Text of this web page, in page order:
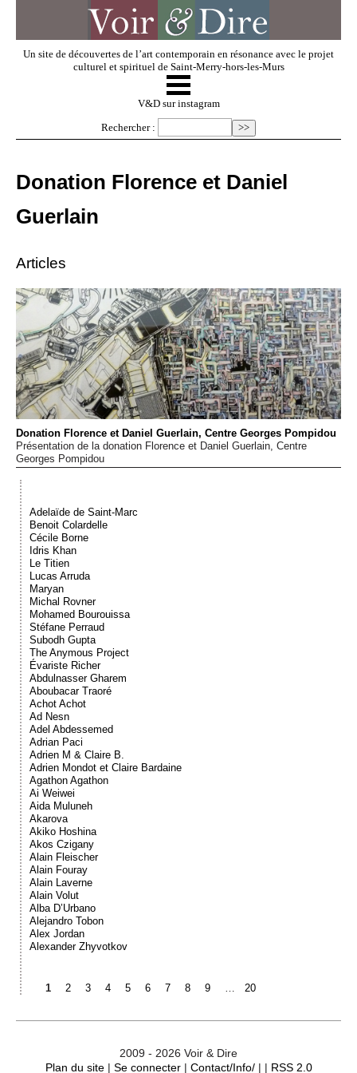
Un site de découvertes de l’art contemporain en résonance avec le projet
culturel et spirituel de Saint-Merry-hors-les-Murs
V & D
Dossiers
Événements
Sacré
Cousinages
☰
V&D sur instagram
Rechercher :
Donation Florence et Daniel
Guerlain
Articles
Donation Florence et Daniel Guerlain, Centre Georges Pompidou
Présentation de la donation Florence et Daniel Guerlain, Centre
Georges Pompidou
Adelaïde de Saint-Marc
Benoit Colardelle
Cécile Borne
Idris Khan
Le Titien
Lucas Arruda
Maryan
Michal Rovner
Mohamed Bourouissa
Stéfane Perraud
Subodh Gupta
The Anymous Project
Évariste Richer
Abdulnasser Gharem
Aboubacar Traoré
Achot Achot
Ad Nesn
Adel Abdessemed
Adrian Paci
Adrien M & Claire B.
Adrien Mondot et Claire Bardaine
Agathon Agathon
Ai Weiwei
Aida Muluneh
Akarova
Akiko Hoshina
Akos Czigany
Alain Fleischer
Alain Fouray
Alain Laverne
Alain Volut
Alba D’Urbano
Alejandro Tobon
Alex Jordan
Alexander Zhyvotkov
1 2 3 4 5 6 7 8 9 … 20
2009 - 2026 Voir & Dire
Plan du site| Se connecter| Contact/Info/| | RSS 2.0